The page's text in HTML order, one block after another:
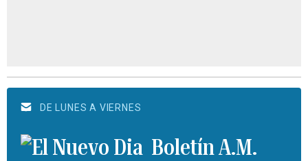
DE LUNES A VIERNES
Boletín A.M.